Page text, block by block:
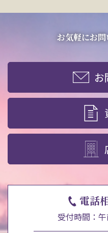
お気軽にお
お
電話
受付時間：